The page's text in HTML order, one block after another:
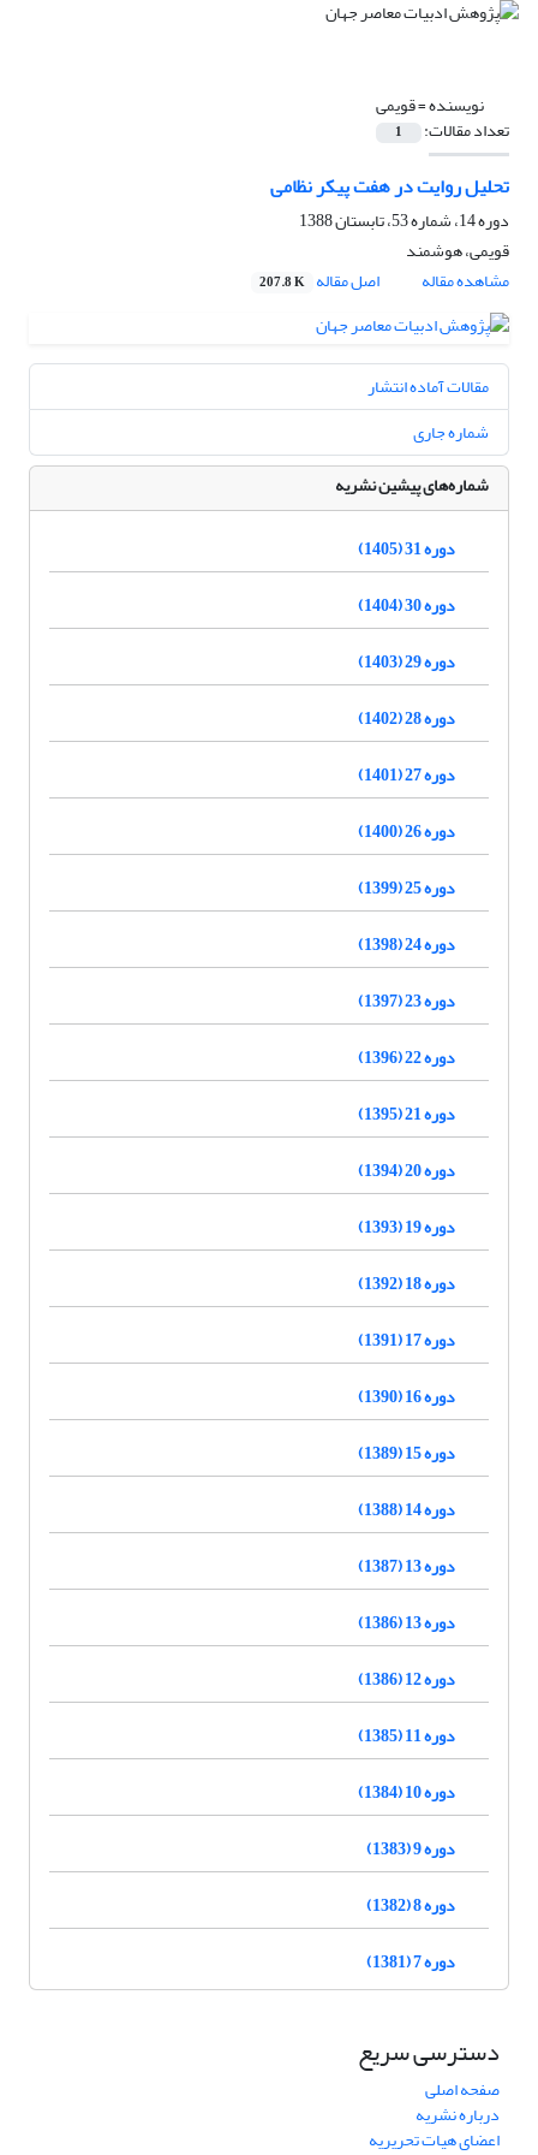
نویسنده =قویمی
تعداد مقالات: 1
تحلیل روایت در هفت پیکر نظامی
دوره 14، شماره 53، تابستان 1388
قویمی، هوشمند
مشاهده مقاله
اصل مقاله 207.8 K
مقالات آماده انتشار
شماره جاری
شماره‌های پیشین نشریه
دوره 31 (1405)
دوره 30 (1404)
دوره 29 (1403)
دوره 28 (1402)
دوره 27 (1401)
دوره 26 (1400)
دوره 25 (1399)
دوره 24 (1398)
دوره 23 (1397)
دوره 22 (1396)
دوره 21 (1395)
دوره 20 (1394)
دوره 19 (1393)
دوره 18 (1392)
دوره 17 (1391)
دوره 16 (1390)
دوره 15 (1389)
دوره 14 (1388)
دوره 13 (1387)
دوره 13 (1386)
دوره 12 (1386)
دوره 11 (1385)
دوره 10 (1384)
دوره 9 (1383)
دوره 8 (1382)
دوره 7 (1381)
دسترسی سریع
صفحه اصلی
درباره نشریه
اعضای هیات تحریریه